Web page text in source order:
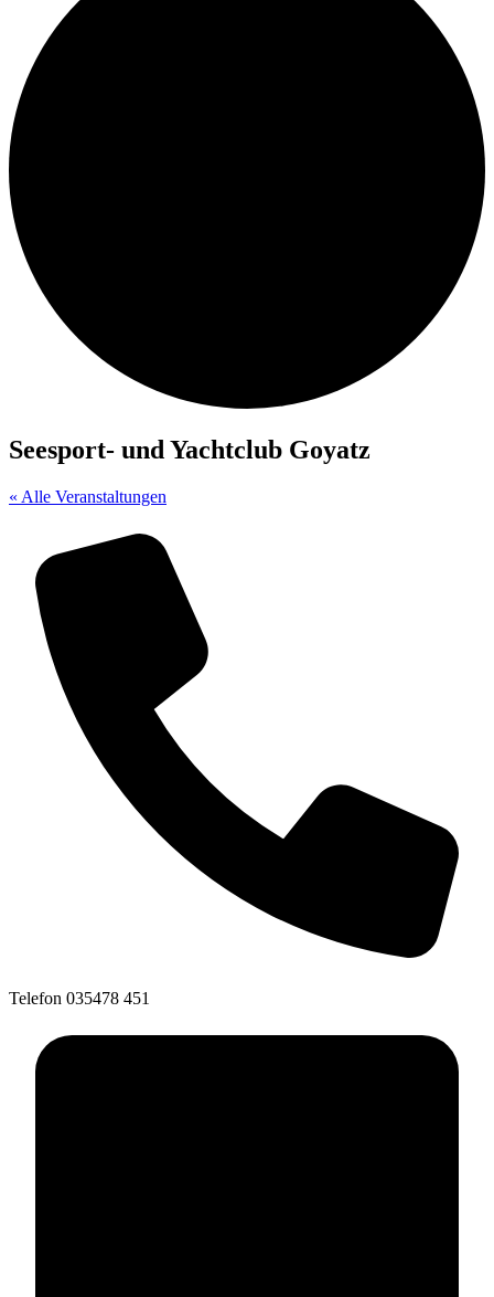
Seesport- und Yachtclub Goyatz
« Alle Veranstaltungen
Telefon 035478 451